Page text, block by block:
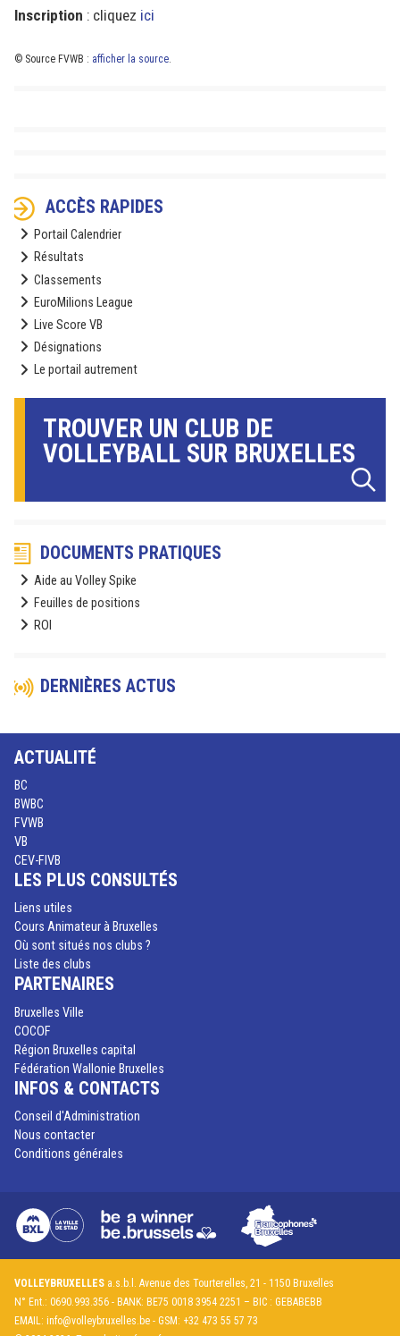
Inscription : cliquez ici
© Source FVWB : afficher la source.
ACCÈS RAPIDES
Portail Calendrier
Résultats
Classements
EuroMilions League
Live Score VB
Désignations
Le portail autrement
TROUVER UN CLUB DE
VOLLEYBALL SUR BRUXELLES
DOCUMENTS PRATIQUES
Aide au Volley Spike
Feuilles de positions
ROI
DERNIÈRES ACTUS
ACTUALITÉ
BC
BWBC
FVWB
VB
CEV-FIVB
LES PLUS CONSULTÉS
Liens utiles
Cours Animateur à Bruxelles
Où sont situés nos clubs ?
Liste des clubs
PARTENAIRES
Bruxelles Ville
COCOF
Région Bruxelles capital
Fédération Wallonie Bruxelles
INFOS & CONTACTS
Conseil d'Administration
Nous contacter
Conditions générales
VOLLEYBRUXELLES a.s.b.l. Avenue des Tourterelles, 21 - 1150 Bruxelles
N° Ent.: 0690.993.356 - BANK: BE75 0018 3954 2251 – BIC : GEBABEBB
EMAIL: info@volleybruxelles.be - GSM: +32 473 55 57 73